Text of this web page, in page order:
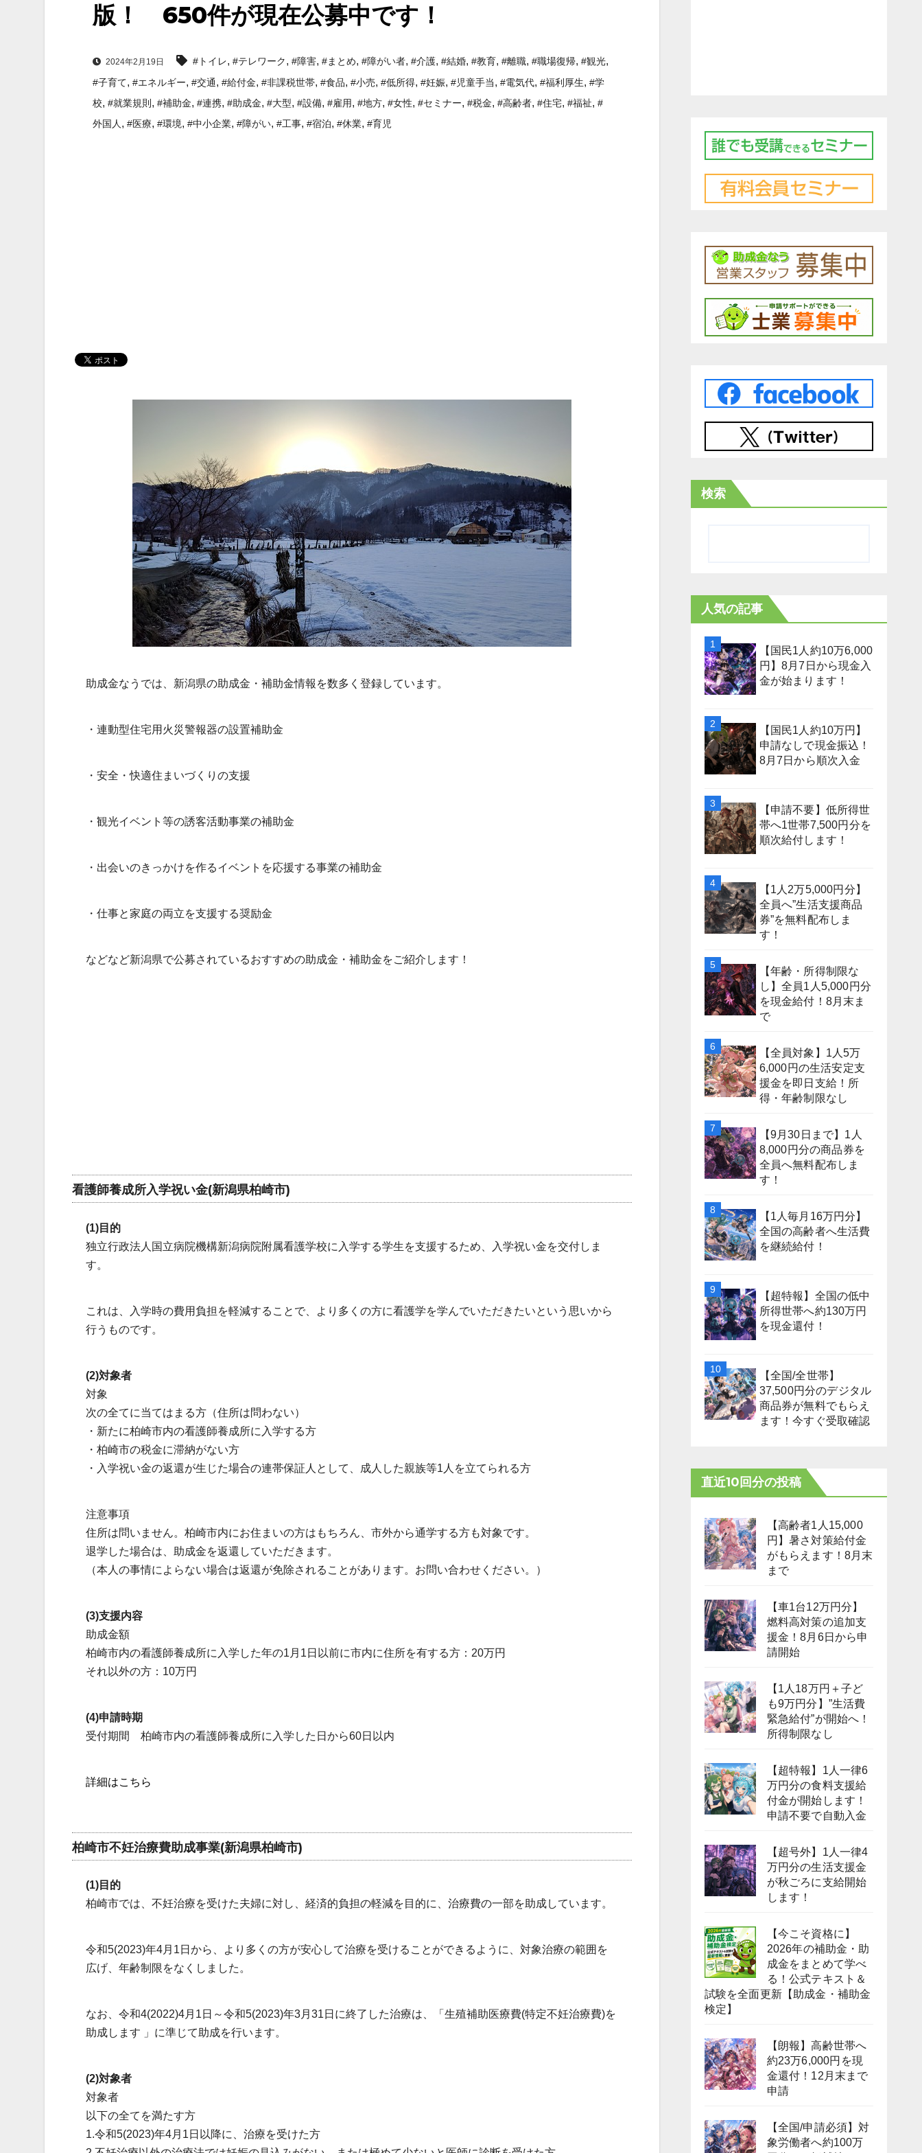
版！ 650件が現在公募中です！
2024年2月19日 #トイレ, #テレワーク, #障害, #まとめ, #障がい者, #介護, #結婚, #教育, #離職, #職場復帰, #観光,
#子育て, #エネルギー, #交通, #給付金, #非課税世帯, #食品, #小売, #低所得, #妊娠, #児童手当, #電気代, #福利厚生, #学
校, #就業規則 , #補助金, #連携, #助成金, #大型, #設備, #雇用, #地方, #女性, #セミナー, #税金, #高齢者, #住宅, #福祉, #
外国人, #医療, #環境, #中小企業, #障がい, #工事, #宿泊, #休業, #育児
助成金なうでは、新潟県の助成金・補助金情報を数多く登録しています。
・連動型住宅用火災警報器の設置補助金
・安全・快適住まいづくりの支援
・観光イベント等の誘客活動事業の補助金
・出会いのきっかけを作るイベントを応援する事業の補助金
・仕事と家庭の両立を支援する奨励金
などなど新潟県で公募されているおすすめの助成金・補助金をご紹介します！
看護師養成所入学祝い金(新潟県柏崎市)
(1)目的
独立行政法人国立病院機構新潟病院附属看護学校に入学する学生を支援するため、入学祝い金を交付しま
す。
これは、入学時の費用負担を軽減することで、より多くの方に看護学を学んでいただきたいという思いから
行うものです。
(2)対象者
対象
次の全てに当てはまる方（住所は問わない）
・新たに柏崎市内の看護師養成所に入学する方
・柏崎市の税金に滞納がない方
・入学祝い金の返還が生じた場合の連帯保証人として、成人した親族等1人を立てられる方
注意事項
住所は問いません。柏崎市内にお住まいの方はもちろん、市外から通学する方も対象です。
退学した場合は、助成金を返還していただきます。
（本人の事情によらない場合は返還が免除されることがあります。お問い合わせください。）
(3)支援内容
助成金額
柏崎市内の看護師養成所に入学した年の1月1日以前に市内に住所を有する方：20万円
それ以外の方：10万円
(4)申請時期
受付期間 柏崎市内の看護師養成所に入学した日から60日以内
詳細はこちら
柏崎市不妊治療費助成事業(新潟県柏崎市)
(1)目的
柏崎市では、不妊治療を受けた夫婦に対し、経済的負担の軽減を目的に、治療費の一部を助成しています。
令和5(2023)年4月1日から、より多くの方が安心して治療を受けることができるように、対象治療の範囲を
広げ、年齢制限をなくしました。
なお、令和4(2022)4月1日～令和5(2023)年3月31日に終了した治療は、「生殖補助医療費(特定不妊治療費)を
助成します 」に準じて助成を行います。
(2)対象者
対象者
以下の全てを満たす方
1.令和5(2023)年4月1日以降に、治療を受けた方
検索
人気の記事
【国民1人約10万6,000
円】8月7日から現金入
金が始まります！
【国民1人約10万円】
申請なしで現金振込！
8月7日から順次入金
【申請不要】低所得世
帯へ1世帯7,500円分を
順次給付します！
【1人2万5,000円分】
全員へ”生活支援商品
券”を無料配布しま
す！
【年齢・所得制限な
し】全員1人5,000円分
を現金給付！8月末ま
で
【全員対象】1人5万
6,000円の生活安定支
援金を即日支給！所
得・年齢制限なし
【9月30日まで】1人
8,000円分の商品券を
全員へ無料配布しま
す！
【1人毎月16万円分】
全国の高齢者へ生活費
を継続給付！
【超特報】全国の低中
所得世帯へ約130万円
を現金還付！
【全国/全世帯】
37,500円分のデジタル
商品券が無料でもらえ
ます！今すぐ受取確認
直近10回分の投稿
【高齢者1人15,000
円】暑さ対策給付金
がもらえます！8月末
まで
【車1台12万円分】
燃料高対策の追加支
援金！8月6日から申
請開始
【1人18万円＋子ど
も9万円分】”生活費
緊急給付”が開始へ！
所得制限なし
【超特報】1人一律6
万円分の食料支援給
付金が開始します！
申請不要で自動入金
【超号外】1人一律4
万円分の生活支援金
が秋ごろに支給開始
します！
【今こそ資格に】
2026年の補助金・助
成金をまとめて学べ
る！公式テキスト＆
試験を全面更新【助成金・補助金
検定】
【朗報】高齢世帯へ
約23万6,000円を現
金還付！12月末まで
申請
【全国/申請必須】対
象労働者へ約100万